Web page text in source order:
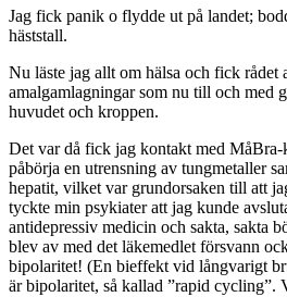
Jag fick panik o flydde ut på landet;
häststall.
Nu läste jag allt om hälsa och fick rådet
amalgamlagningar som nu till och med
huvudet och kroppen.
Det var då fick jag kontakt med
påbörja en utrensning av tungmetaller
hepatit, vilket var grundorsaken till att
tyckte min psykiater att jag kunde
antidepressiv medicin och sakta, sakta
blev av med det läkemedlet försvann
bipolaritet! (En bieffekt vid långvarigt
är bipolaritet, så kallad ”rapid cycling”.